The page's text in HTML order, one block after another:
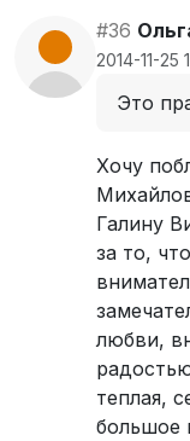
#36
2014-11-25
Это
Хочу
Галину
за то,
любви,
теплая,
большое